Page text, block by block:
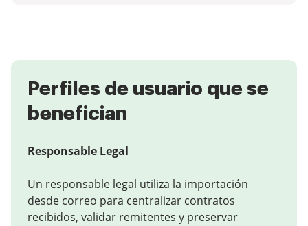
Perfiles de usuario que se
benefician
Responsable Legal
Un responsable legal utiliza la importación
desde correo para centralizar contratos
recibidos, validar remitentes y preservar